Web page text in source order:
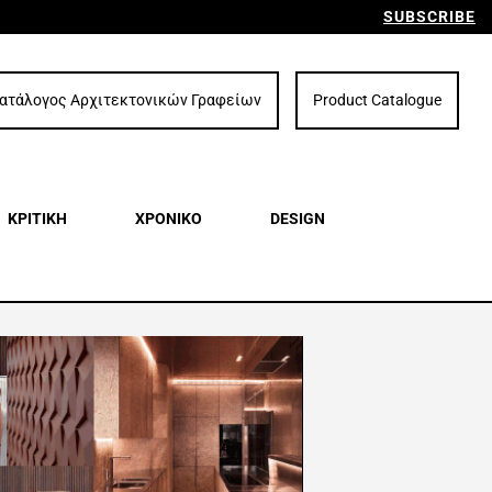
SUBSCRIBE
Αρχιτεκτονικών Γραφείων Product Catalogue
ΚΡΙΤΙΚΗ ΧΡΟΝΙΚΟ DESIGN